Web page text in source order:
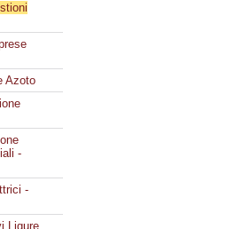
Azoto
-
-
Ligure